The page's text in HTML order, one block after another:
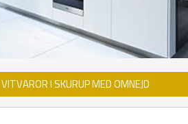
I SKURUP MED OMNEJD